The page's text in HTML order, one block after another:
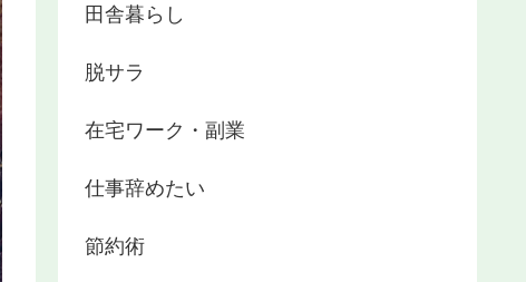
田舎暮らし
脱サラ
在宅ワーク・副業
仕事辞めたい
節約術